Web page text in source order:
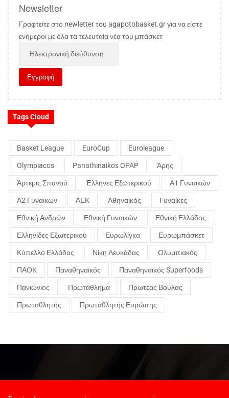
Newsletter
Γραφτείτε στο newletter του agapotobasket.gr για να είστε
ενήμεροι με όλα τα τελευταία νέα του μπάσκετ
Tags Cloud
Basket League EuroCup Euroleague
Olympiacos Panathinaikos OPAP Άρης
Άρτεμις Σπανού Έλληνες Εξωτερικού Α1 Γυναικών
Α2 Γυναικών ΑΕΚ Αθηναικός Γυναίκες
Εθνική Ανδρών Εθνική Γυναικών Εθνική Ελλάδος
Ελληνίδες Εξωτερικού Ευρωλίγκα Ευρωμπάσκετ
Κύπελλο Ελλάδας Νίκη Λευκάδας Ολυμπιακός
ΠΑΟΚ Παναθηναϊκός Παναθηναϊκός Superfoods
Πανιώνιος Πρωτάθλημα Πρωτέας Βούλας
Πρωταθλητής Πρωταθλητής Ευρώπης